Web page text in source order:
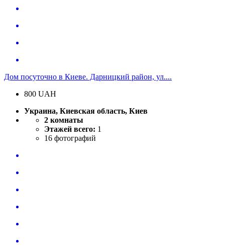
Дом посуточно в Киеве. Дарницкий район, ул....
800 UAH
Украина, Киевская область, Киев
2 комнаты
Этажей всего: 1
16 фотографий